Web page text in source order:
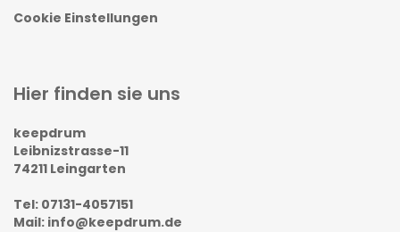
Cookie Einstellungen
Hier finden sie uns
keepdrum
Leibnizstrasse-11
74211 Leingarten
Tel: 07131-4057151
Mail: info@keepdrum.de